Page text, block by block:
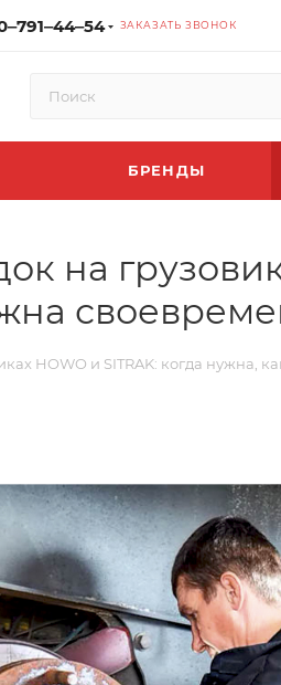
ЗАКАЗАТЬ ЗВОНОК
БРЕНДЫ
на
HOWO и SITRAK: когда нужна,